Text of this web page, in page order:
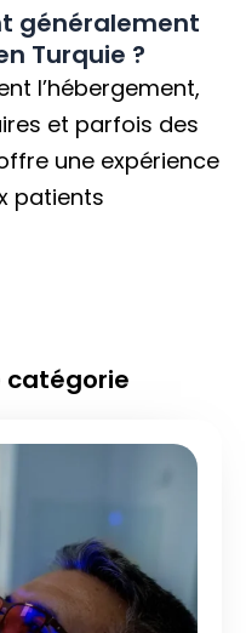
généralement
Turquie ?
l’hébergement,
et parfois des
une expérience
patients
catégorie